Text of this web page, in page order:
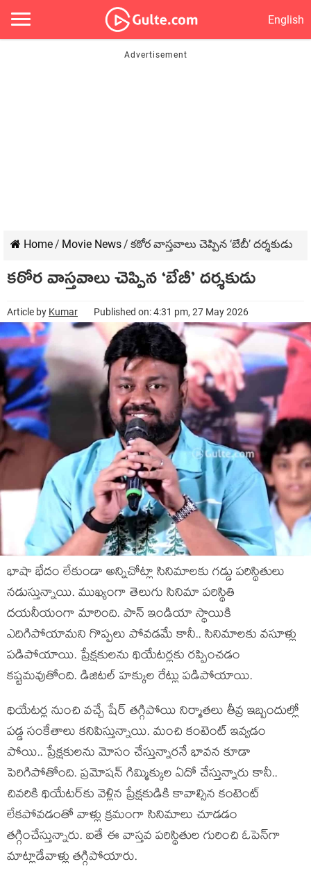
English
Home/ Movie News/ కఠోర వాస్తవాలు చెప్పిన ‘బేబీ’ దర్శకుడు
కఠోర వాస్తవాలు చెప్పిన ‘బేబీ’ దర్శకుడు
Article by Kumar Published on: 4:31 pm, 27 May 2026
భాషా భేదం లేకుండా అన్నిచోట్లా సినిమాలకు గడ్డు పరిస్థితులు
నడుస్తున్నాయి. ముఖ్యంగా తెలుగు సినిమా పరిస్థితి
దయనీయంగా మారింది. పాన్ ఇండియా స్థాయికి
ఎదిగిపోయామని గొప్పలు పోవడమే కానీ.. సినిమాలకు వసూళ్లు
పడిపోయాయి. ప్రేక్షకులను థియేటర్లకు రప్పించడం
కష్టమవుతోంది. డిజిటల్ హక్కుల రేట్లు పడిపోయాయి.
థియేటర్ల నుంచి వచ్చే షేర్ తగ్గిపోయి నిర్మాతలు తీవ్ర ఇబ్బందుల్లో
పడ్డ సంకేతాలు కనిపిస్తున్నాయి. మంచి కంటెంట్ ఇవ్వడం
పోయి.. ప్రేక్షకులను మోసం చేస్తున్నారనే భావన కూడా
పెరిగిపోతోంది. ప్రమోషన్ గిమ్మిక్కుల ఏదో చేస్తున్నారు కానీ..
చివరికి థియేటర్‌కు వెళ్లిన ప్రేక్షకుడికి కావాల్సిన కంటెంట్
లేకపోవడంతో వాళ్లు క్రమంగా సినిమాలు చూడడం
తగ్గించేస్తున్నారు. ఐతే ఈ వాస్తవ పరిస్థితుల గురించి ఓపెన్‌గా
మాట్లాడేవాళ్లు తగ్గిపోయారు.